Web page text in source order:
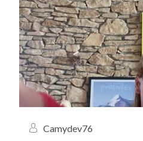
Camydev76